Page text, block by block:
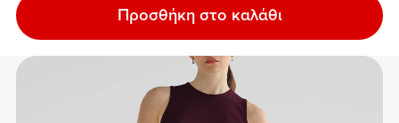
Προσθήκη στο καλάθι